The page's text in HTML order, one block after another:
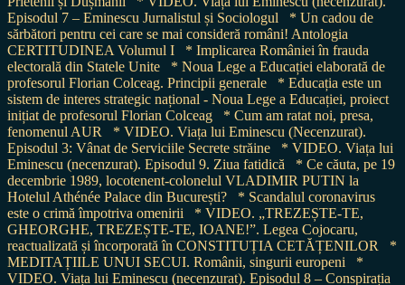
Episodul 7 – Eminescu Jurnalistul și Sociologul
* Un cadou de
sărbători pentru cei care se mai consideră români! Antologia
CERTITUDINEA Volumul I
* Implicarea României în frauda
electorală din Statele Unite
* Noua Lege a Educației elaborată de
profesorul Florian Colceag. Principii generale
* Educația este un
sistem de interes strategic național - Noua Lege a Educației, proiect
inițiat de profesorul Florian Colceag
* Cum am ratat noi, presa,
fenomenul AUR
* VIDEO. Viața lui Eminescu (Necenzurat).
Episodul 3: Vânat de Serviciile Secrete străine
* VIDEO. Viața lui
Eminescu (necenzurat). Episodul 9. Ziua fatidică
* Ce căuta, pe 19
decembrie 1989, locotenent-colonelul VLADIMIR PUTIN la
Hotelul Athénée Palace din București?
* Scandalul coronavirus
este o crimă împotriva omenirii
* VIDEO. „TREZEȘTE-TE,
GHEORGHE, TREZEȘTE-TE, IOANE!”. Legea Cojocaru,
reactualizată și încorporată în CONSTITUȚIA CETĂȚENILOR
*
MEDITAȚIILE UNUI SECUI. Românii, singurii europeni
*
VIDEO. Viața lui Eminescu (necenzurat). Episodul 8 – Conspirația